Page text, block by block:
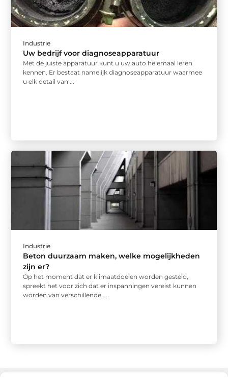
Industrie
Uw bedrijf voor diagnoseapparatuur
Met de juiste apparatuur kunt u uw auto helemaal leren
kennen. Er bestaat namelijk diagnoseapparatuur waarmee
u elk detail van ...
Industrie
Beton duurzaam maken, welke mogelijkheden
zijn er?
Op het moment dat er klimaatdoelen worden gesteld,
spreekt het voor zich dat er inspanningen vereist kunnen
worden van verschillende ...